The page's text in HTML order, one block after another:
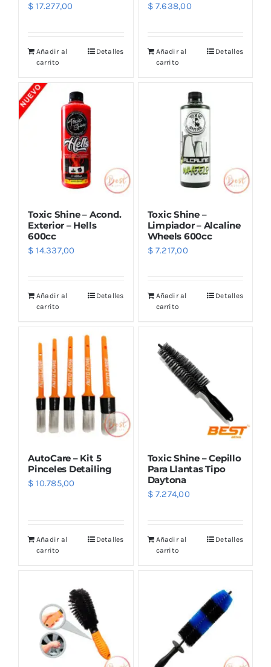
$ 17.277,00
Añadir al
carrito
Detalles
$7.638,00
Añadir al
carrito
Detalles
Toxic Shine – Acond.
Exterior – Hells
600cc
$ 14.337,00
Añadir al
carrito
Detalles
Toxic Shine –
Limpiador – Alcaline
Wheels 600cc
$7.217,00
Añadir al
carrito
Detalles
AutoCare – Kit 5
Pinceles Detailing
$ 10.785,00
Añadir al
carrito
Detalles
Toxic Shine – Cepillo
Para Llantas Tipo
Daytona
$7.274,00
Añadir al
carrito
Detalles